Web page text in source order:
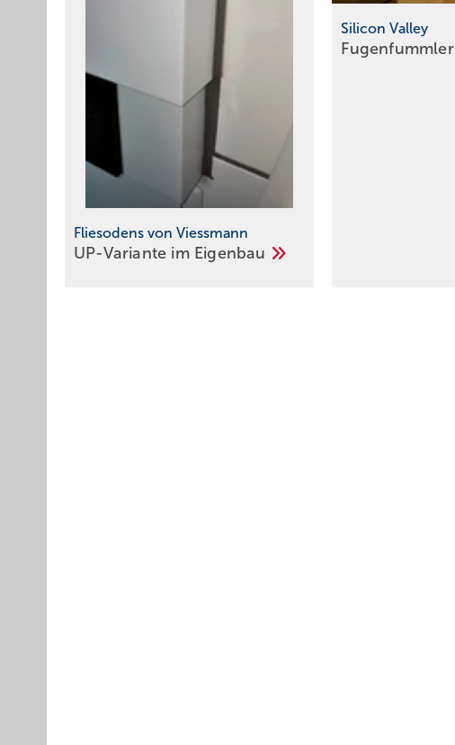
Fliesodens von Viessmann
UP-Variante im Eigenbau
Silicon Valley
Fugenfummler